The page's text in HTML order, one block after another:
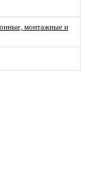
монтажные и